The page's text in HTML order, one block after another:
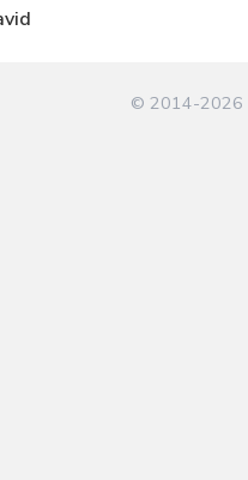
© 2014-2026